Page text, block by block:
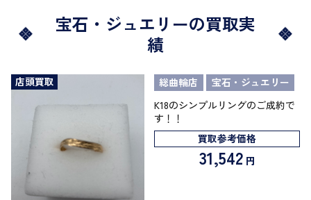
宝石・ジュエリーの買取実
績
店頭買取 総曲輪店
宝石・ジュエリー
K18のシンプルリングのご成約で
す！！
買取参考価格
31,542 円